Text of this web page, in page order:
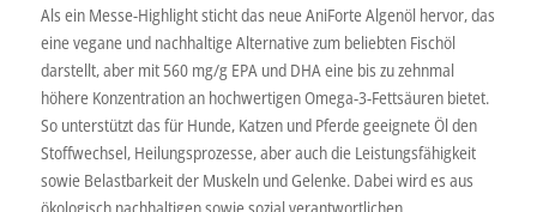
Als ein Messe-Highlight sticht das neue AniForte Algenöl hervor, das
eine vegane und nachhaltige Alternative zum beliebten Fischöl
darstellt, aber mit 560 mg/g EPA und DHA eine bis zu zehnmal
höhere Konzentration an hochwertigen Omega-3-Fettsäuren bietet.
So unterstützt das für Hunde, Katzen und Pferde geeignete Öl den
Stoffwechsel, Heilungsprozesse, aber auch die Leistungsfähigkeit
sowie Belastbarkeit der Muskeln und Gelenke. Dabei wird es aus